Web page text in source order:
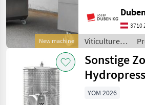
MARKETPLACE
Marketplace
offers
New machine
Displaysteuerung
Touchscreen und
Monitor seitlich,
3710
Viticulture
equipment /
Scharfenberger
Sonstige
YOM 2026